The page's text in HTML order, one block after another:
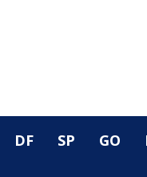
DF SP GO